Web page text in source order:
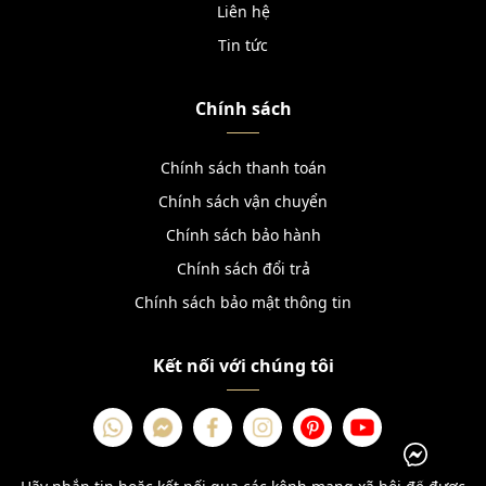
Liên hệ
Tin tức
Chính sách
Chính sách thanh toán
Chính sách vận chuyển
Chính sách bảo hành
Chính sách đổi trả
Chính sách bảo mật thông tin
Kết nối với chúng tôi